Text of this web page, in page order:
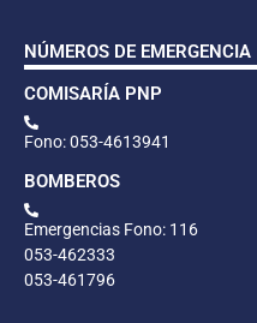
NÚMEROS DE EMERGENCIA
COMISARÍA PNP
Fono: 053-4613941
BOMBEROS
Emergencias Fono: 116
053-462333
053-461796